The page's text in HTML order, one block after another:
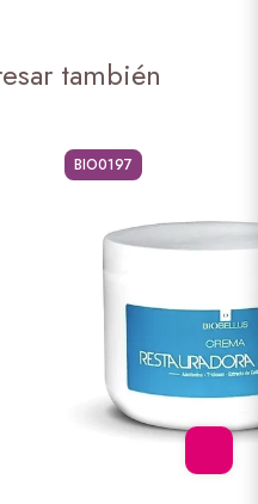
también
BIO0197